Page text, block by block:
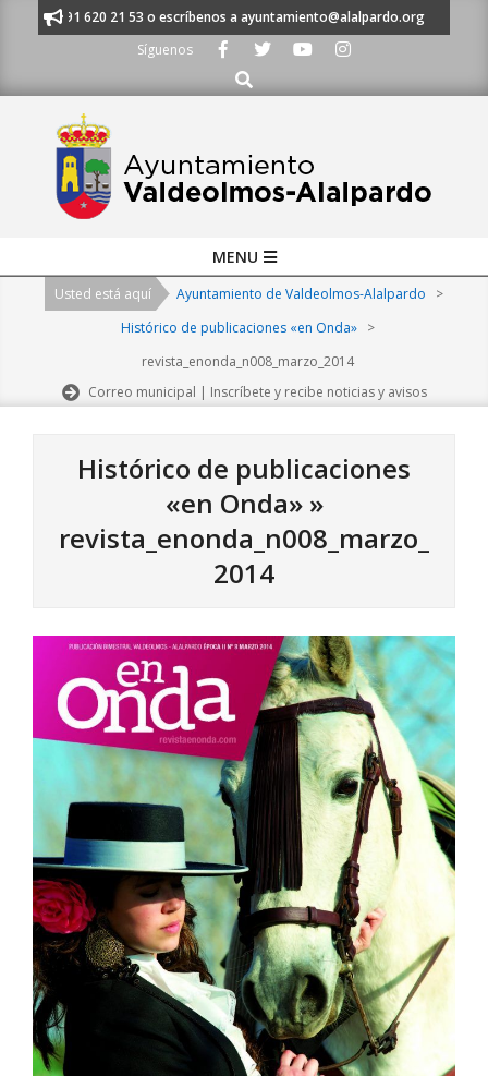
al 91 620 21 53 o escríbenos a ayuntamiento@alalpardo.org
Síguenos
Buscar
Navigation
MENU
Usted está aquí Ayuntamiento de Valdeolmos-Alalpardo
>
Histórico de publicaciones «en Onda»
>
revista_enonda_n008_marzo_2014
Correo municipal | Inscríbete y recibe noticias y avisos
Histórico de publicaciones
«en Onda» »
revista_enonda_n008_marzo_
2014